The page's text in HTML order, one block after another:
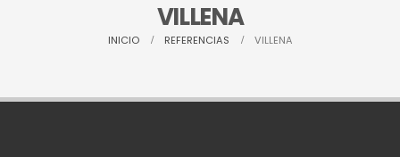
VILLENA
INICIO REFERENCIAS VILLENA